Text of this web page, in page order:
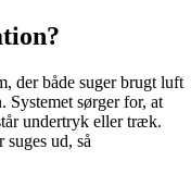
der både suger brugt luft
sørger for, at
undertryk eller træk.
ud, så